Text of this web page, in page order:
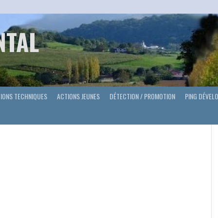
TECHNIQUES ACTIONS JEUNES DÉTECTION / PROMOTION PING